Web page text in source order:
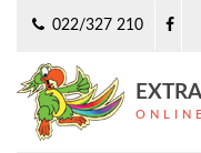
022/327 210
EXTRA